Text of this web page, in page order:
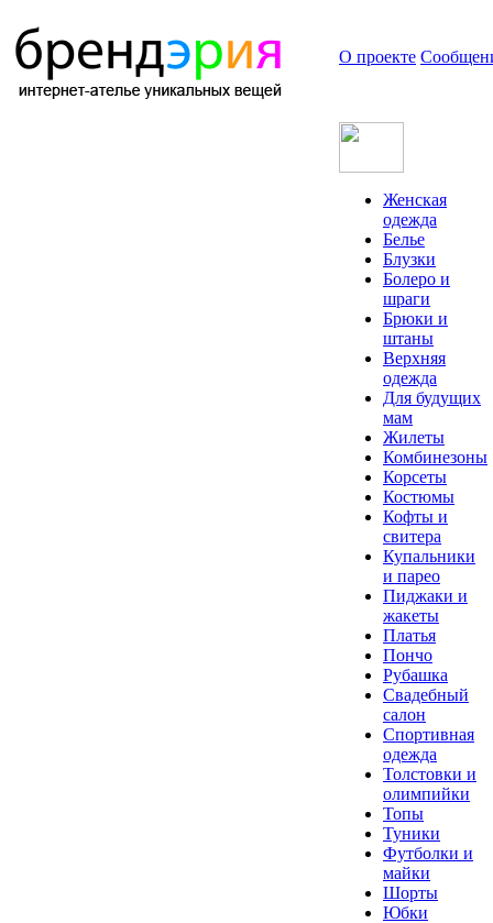
О проекте
Женская
одежда
Белье
Блузки
Болеро и
шраги
Брюки и
штаны
Верхняя
одежда
Для будущих
мам
Жилеты
Комбинезоны
Корсеты
Костюмы
Кофты и
свитера
Купальники
и парео
Пиджаки и
жакеты
Платья
Пончо
Рубашка
Свадебный
салон
Спортивная
одежда
Толстовки и
олимпийки
Топы
Туники
Футболки и
майки
Шорты
Юбки